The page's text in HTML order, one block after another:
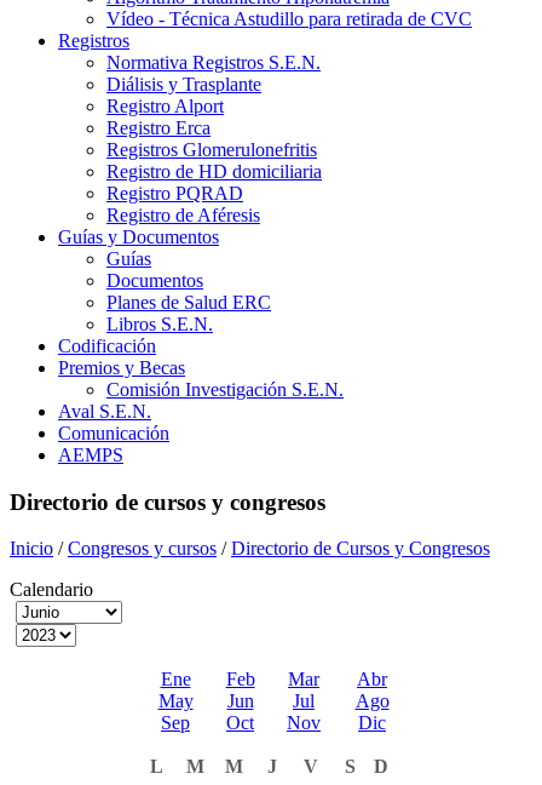
Vídeo - Técnica Astudillo para retirada de CVC
Registros
Normativa Registros S.E.N.
Diálisis y Trasplante
Registro Alport
Registro Erca
Registros Glomerulonefritis
Registro de HD domiciliaria
Registro PQRAD
Registro de Aféresis
Guías y Documentos
Guías
Documentos
Planes de Salud ERC
Libros S.E.N.
Codificación
Premios y Becas
Comisión Investigación S.E.N.
Aval S.E.N.
Comunicación
AEMPS
Directorio de cursos y congresos
Inicio /Congresos y cursos /Directorio de Cursos y Congresos
Calendario
Ene Feb Mar
Abr
May
Jun Jul
Ago
Sep
Oct Nov Dic
L M M J V S
D